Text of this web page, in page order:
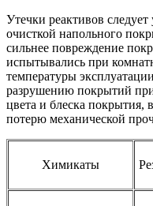
Утечки реактивов
очисткой напольного
сильнее повреждение
испытывались при
температуры
разрушению покрытий
цвета и блеска покрытия,
потерю механической
Химикаты